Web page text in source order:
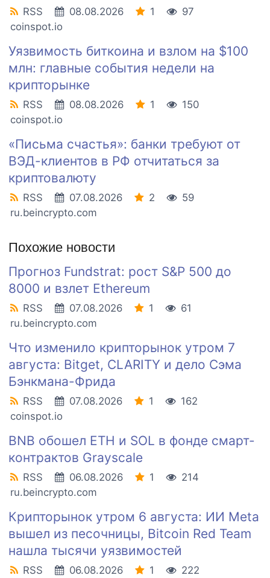
RSS 08.08.2026 1
97
coinspot.io
Уязвимость биткоина и взлом на $100
млн: главные события недели на
крипторынке
RSS 08.08.2026 1
150
coinspot.io
«Письма счастья»: банки требуют от
ВЭД-клиентов в РФ отчитаться за
криптовалюту
RSS 07.08.2026 2
59
ru.beincrypto.com
Похожие новости
Прогноз Fundstrat: рост S&P 500 до
8000 и взлет Ethereum
RSS 07.08.2026 1
61
ru.beincrypto.com
Что изменило крипторынок утром 7
августа: Bitget, CLARITY и дело Сэма
Бэнкмана-Фрида
RSS 07.08.2026 1
162
coinspot.io
BNB обошел ETH и SOL в фонде смарт-
контрактов Grayscale
RSS 06.08.2026 1
214
ru.beincrypto.com
Крипторынок утром 6 августа: ИИ Meta
вышел из песочницы, Bitcoin Red Team
нашла тысячи уязвимостей
RSS 06.08.2026 1
222